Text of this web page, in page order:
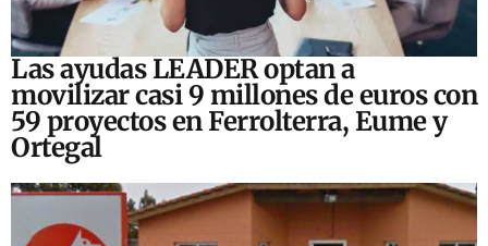
Las ayudas LEADER optan a
movilizar casi 9 millones de euros con
59 proyectos en Ferrolterra, Eume y
Ortegal